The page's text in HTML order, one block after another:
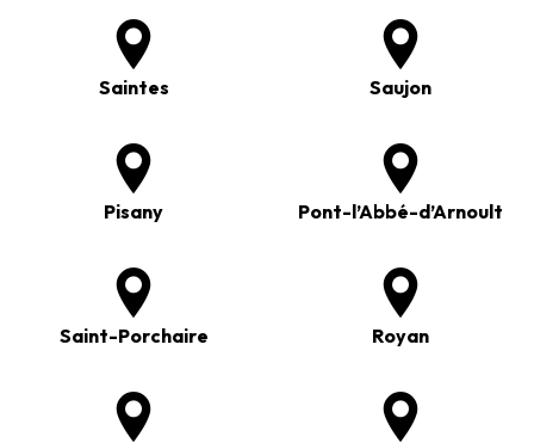
Saintes Saujon
Pisany Pont-l’Abbé-d’Arnoult
Saint-Porchaire Royan